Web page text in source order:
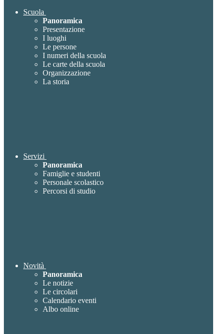
Scuola
Panoramica
Presentazione
I luoghi
Le persone
I numeri della scuola
Le carte della scuola
Organizzazione
La storia
Servizi
Panoramica
Famiglie e studenti
Personale scolastico
Percorsi di studio
Novità
Panoramica
Le notizie
Le circolari
Calendario eventi
Albo online